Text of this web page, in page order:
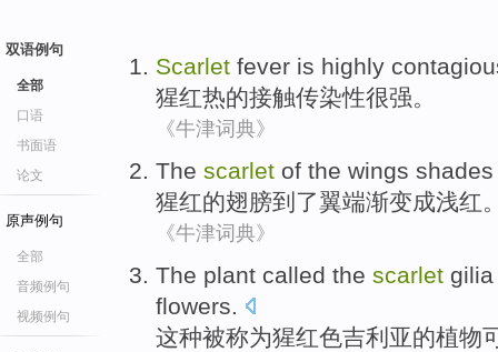
双语例句
全部
口语
书面语
论文
原声例句
全部
音频例句
视频例句
Scarlet fever is highly
猩红热的接触传染性很强。
《牛津词典》
The scarlet of the wings
猩红的翅膀到了翼端渐变成浅红
《牛津词典》
The plant called the scarlet gilia
flowers
这种被称为猩红色吉利亚的植物